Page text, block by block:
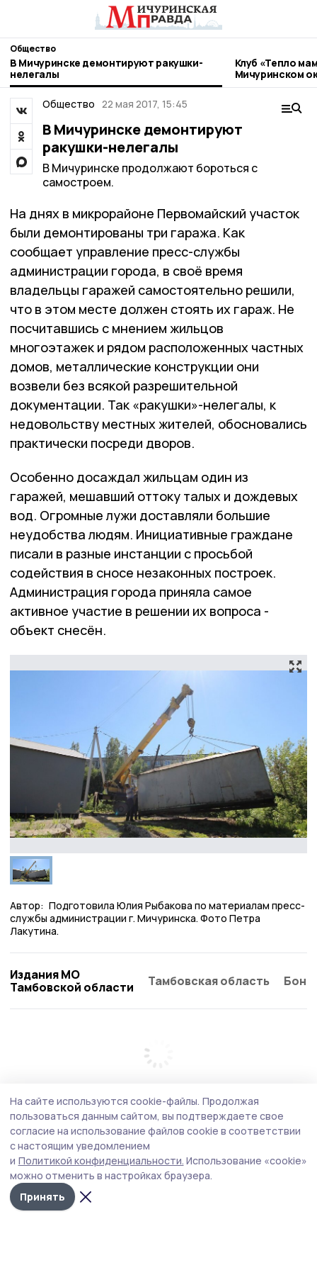
Общество
В Мичуринске демонтируют ракушки-
нелегалы
Клуб «Тепло
Мичуринском
Общество 22 мая 2017, 15:45
В Мичуринске демонтируют
ракушки-нелегалы
В Мичуринске продолжают бороться с
самостроем.
На днях в микрорайоне Первомайский участок
были демонтированы три гаража. Как
сообщает управление пресс-службы
администрации города, в своё время
владельцы гаражей самостоятельно решили,
что в этом месте должен стоять их гараж. Не
посчитавшись с мнением жильцов
многоэтажек и рядом расположенных частных
домов, металлические конструкции они
возвели без всякой разрешительной
документации. Так «ракушки»-нелегалы, к
недовольству местных жителей, обосновались
практически посреди дворов.
Особенно досаждал жильцам один из
гаражей, мешавший оттоку талых и дождевых
вод. Огромные лужи доставляли большие
неудобства людям. Инициативные граждане
писали в разные инстанции с просьбой
содействия в сносе незаконных построек.
Администрация города приняла самое
активное участие в решении их вопроса -
объект снесён.
Автор: Подготовила Юлия Рыбакова по материалам пресс-
службы администрации г. Мичуринска. Фото Петра
Лакутина.
Издания МО
Тамбовской области
Тамбовская область
На сайте используются cookie-файлы. Продолжая
пользоваться данным сайтом, вы подтверждаете свое
согласие на использование файлов cookie в соответствии
с настоящим уведомлением
и Политикой конфиденциальности. Использование «cookie»
можно отменить в настройках браузера.
Принять